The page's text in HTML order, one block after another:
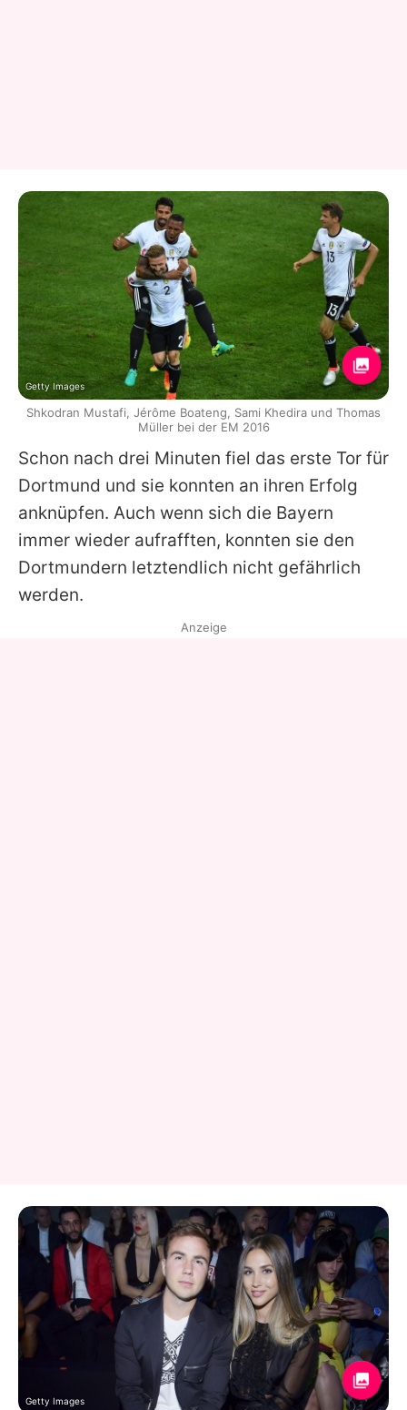
Schon nach drei Minuten fiel das erste Tor für
Dortmund und sie konnten an ihren Erfolg
anknüpfen. Auch wenn sich die Bayern
immer wieder aufrafften, konnten sie den
Dortmundern letztendlich nicht gefährlich
werden.
Getty Images
Shkodran Mustafi, Jérôme Boateng, Sami Khedira und Thomas
Müller bei der EM 2016
Anzeige
Getty Images